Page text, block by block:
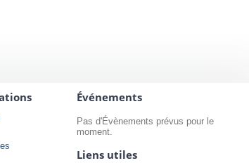
Événements
Pas d'Évènements prévus pour le
moment.
Liens utiles